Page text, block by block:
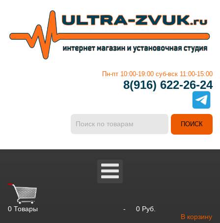
Пн-пт 10:00-19:00 суб-вск 11:00-15:00
8(916) 622-26-24
0 Товары -
0 Руб.
В корзину